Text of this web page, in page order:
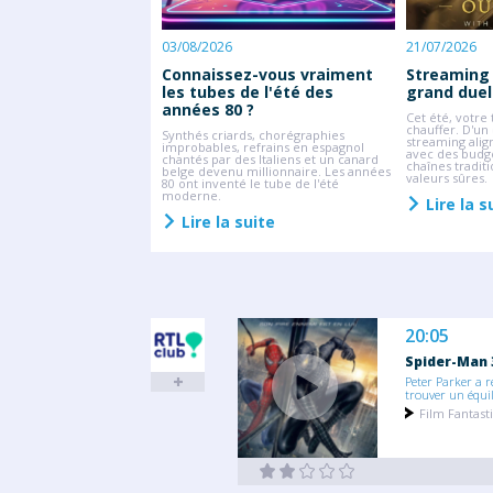
03/08/2026
Connaissez-vous vraiment
les tubes de l'été des
années 80 ?
Synthés criards, chorégraphies
improbables, refrains en espagnol
chantés par des Italiens et un canard
belge devenu millionnaire. Les années
80 ont inventé le tube de l'été
moderne.
Lire la suite
21/07/2026
grand
Cet été, votre
chauffer.
streaming
avec des
chaînes
valeurs sûres.
Lire la
20:05
Spider-Man
Peter Parker a
trouver un
Film